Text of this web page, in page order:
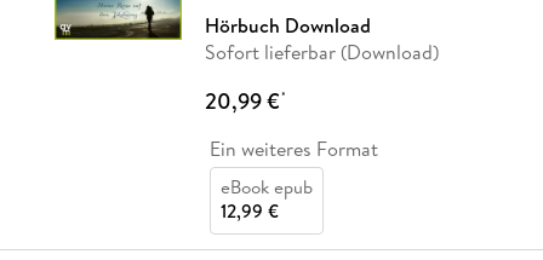
Hörbuch Download
Sofort lieferbar (Download)
20,99 €*
Ein weiteres Format
eBook epub
12,99 €